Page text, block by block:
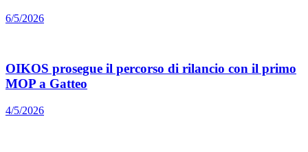
6/5/2026
OIKOS prosegue il percorso di rilancio con il primo
MOP a Gatteo
4/5/2026